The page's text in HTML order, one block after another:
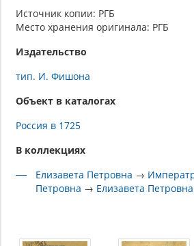
Источник копии: РГБ
Место хранения оригинала: РГБ
Издательство
тип. И. Фишона
Объект в каталогах
Россия в 1725
В коллекциях
Елизавета Петровна →
Петровна → Елизавета Петровна